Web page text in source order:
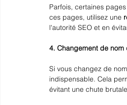
Parfois, certaines
ces pages, utilisez une
l'autorité SEO et en
4. Changement de nom
Si vous changez de
indispensable. Cela
évitant une chute